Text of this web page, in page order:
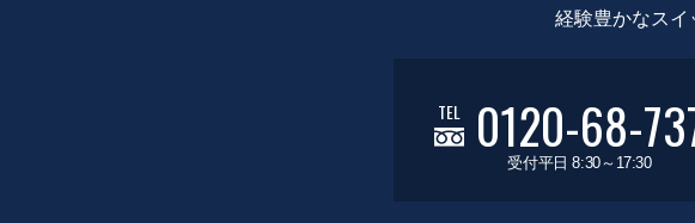
経験豊かなスイ
TEL 0120-68-
受付平日 8:30～17:30